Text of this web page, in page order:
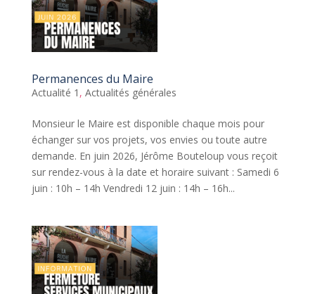
Permanences du Maire
Actualité 1 , Actualités générales
Monsieur le Maire est disponible chaque mois pour
échanger sur vos projets, vos envies ou toute autre
demande. En juin 2026, Jérôme Bouteloup vous reçoit
sur rendez-vous à la date et horaire suivant : Samedi 6
juin : 10h – 14h Vendredi 12 juin : 14h – 16h...